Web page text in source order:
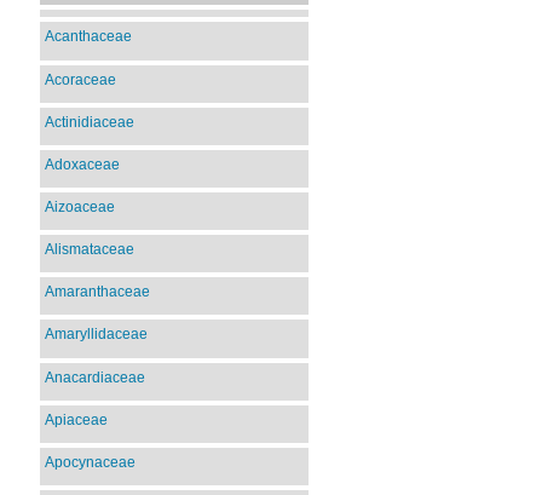
Acanthaceae
Acoraceae
Actinidiaceae
Adoxaceae
Aizoaceae
Alismataceae
Amaranthaceae
Amaryllidaceae
Anacardiaceae
Apiaceae
Apocynaceae